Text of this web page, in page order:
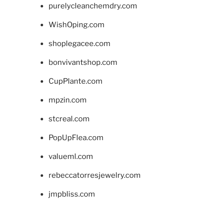
purelycleanchemdry.com
WishOping.com
shoplegacee.com
bonvivantshop.com
CupPlante.com
mpzin.com
stcreal.com
PopUpFlea.com
valueml.com
rebeccatorresjewelry.com
jmpbliss.com